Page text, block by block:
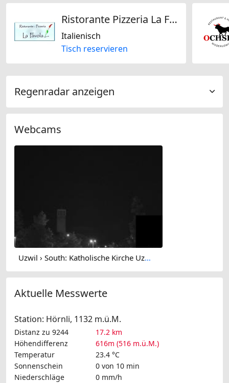
Ristorante Pizzeria La Favola zur Luxenburg
Italienisch
Tisch reservieren
Regenradar anzeigen
Webcams
Uzwil › South: Katholische Kirche Uzwil und Umgebung - Kath. Pfarramt Niederuzwil
Aktuelle Messwerte
Station: Hörnli, 1132 m.ü.M.
Distanz zu 9244
17.2 km
Höhendifferenz
616m (516 m.ü.M.)
Temperatur
23.4 °C
Sonnenschein
0 von 10 min
Niederschläge
0 mm/h